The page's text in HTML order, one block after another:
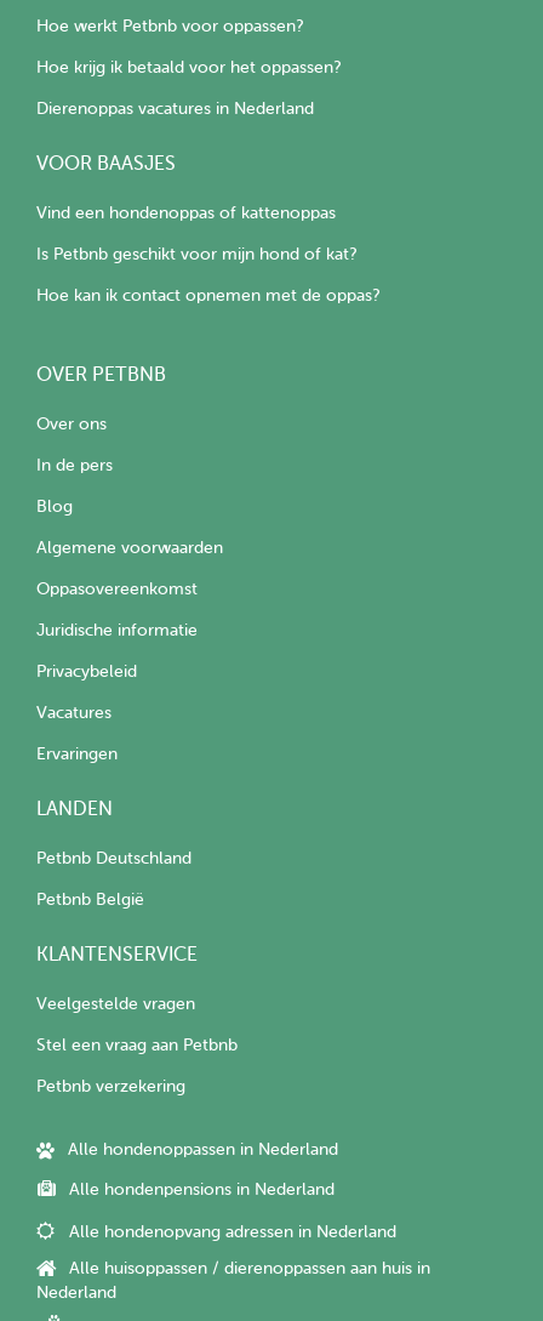
Hoe werkt Petbnb voor oppassen?
Hoe krijg ik betaald voor het oppassen?
Dierenoppas vacatures in Nederland
VOOR BAASJES
Vind een hondenoppas of kattenoppas
Is Petbnb geschikt voor mijn hond of kat?
Hoe kan ik contact opnemen met de oppas?
OVER PETBNB
Over ons
In de pers
Blog
Algemene voorwaarden
Oppasovereenkomst
Juridische informatie
Privacybeleid
Vacatures
Ervaringen
LANDEN
Petbnb Deutschland
Petbnb België
KLANTENSERVICE
Veelgestelde vragen
Stel een vraag aan Petbnb
Petbnb verzekering
Alle hondenoppassen in Nederland
Alle hondenpensions in Nederland
Alle hondenopvang adressen in Nederland
Alle huisoppassen / dierenoppassen aan huis in
Nederland